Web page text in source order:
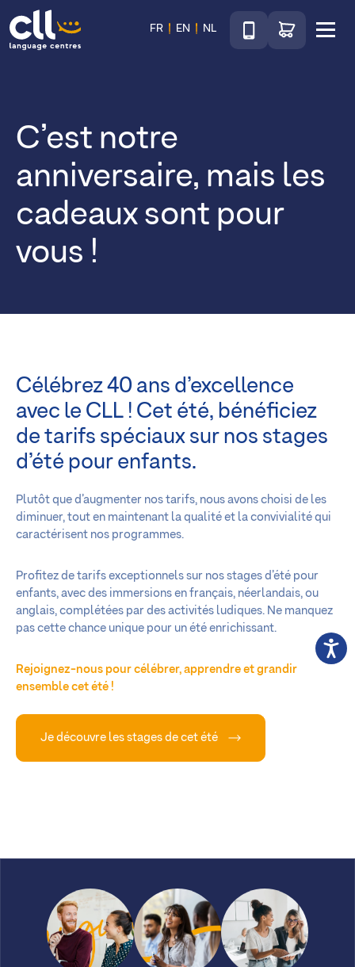
CLL
FR EN NL
TéléphoneAccéder au shop
C’est notre
anniversaire, mais les
cadeaux sont pour
vous !
Célébrez 40 ans d’excellence
avec le CLL ! Cet été, bénéficiez
de tarifs spéciaux sur nos stages
d’été pour enfants.
Plutôt que d’augmenter nos tarifs, nous avons choisi de les
diminuer, tout en maintenant la qualité et la convivialité qui
caractérisent nos programmes.
Profitez de tarifs exceptionnels sur nos stages d’été pour
enfants, avec des immersions en français, néerlandais, ou
anglais, complétées par des activités ludiques. Ne manquez
pas cette chance unique pour un été enrichissant.
Rejoignez-nous pour célébrer, apprendre et grandir
ensemble cet été !
Je découvre les stages de cet été